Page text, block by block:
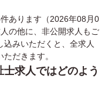
あります（2026年08月0
の他に、非公開求人もご
込みいただくと、全求人
だきます。
求人ではどのよう